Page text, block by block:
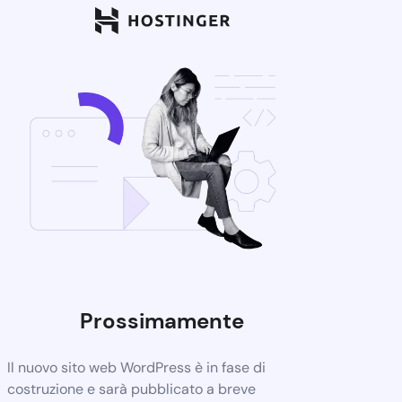
Prossimamente
Il nuovo sito web WordPress è in fase di
costruzione e sarà pubblicato a breve